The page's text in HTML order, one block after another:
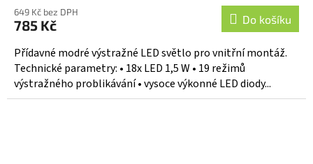
649 Kč bez DPH
785 Kč Do košíku
Přídavné modré výstražné LED světlo pro vnitřní montáž.
Technické parametry: • 18x LED 1,5 W • 19 režimů
výstražného problikávání • vysoce výkonné LED diody...